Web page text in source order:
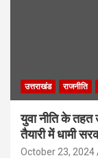
उत्तराखंड राजनीति
युवा नीति के तहत
तैयारी में धामी
October 23, 2024